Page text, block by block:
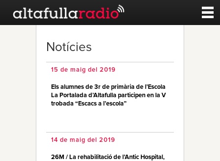
Esports
Qui Som
Notícies
15 de maig del 2019
Els alumnes de 3r de primària de l’Escola
La Portalada d’Altafulla participen en la V
trobada “Escacs a l’escola”
14 de maig del 2019
26M / La rehabilitació de l’Antic Hospital,